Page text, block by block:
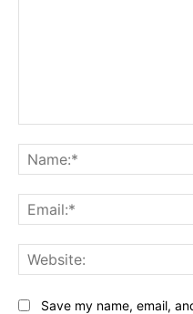
Save my name, email,